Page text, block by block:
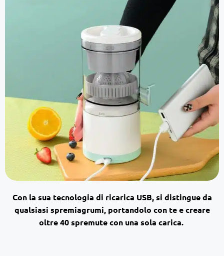
Con la sua tecnologia di ricarica USB, si distingue da
qualsiasi spremiagrumi, portandolo con te e creare
oltre 40 spremute con una sola carica.